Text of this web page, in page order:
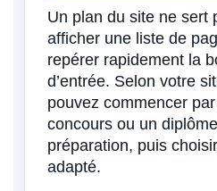
Un plan du site ne sert
afficher une liste de
repérer rapidement la
d’entrée. Selon votre
pouvez commencer
concours ou un
préparation, puis
adapté.